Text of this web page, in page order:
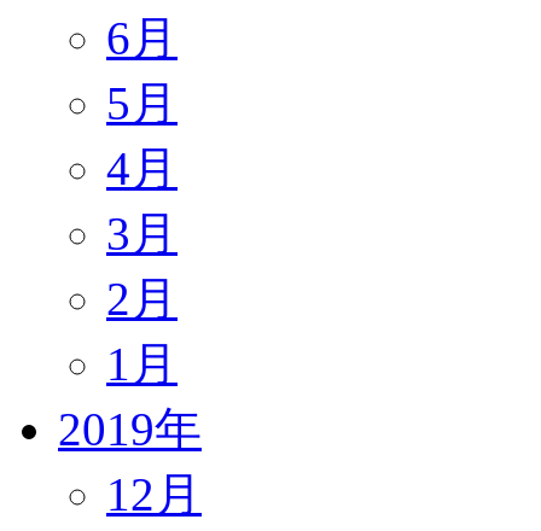
6月
5月
4月
3月
2月
1月
2019年
12月